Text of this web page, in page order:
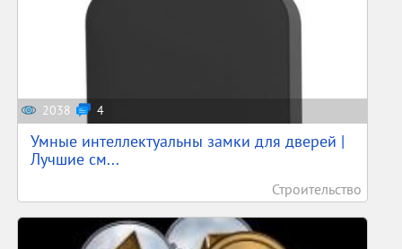
2038 4
Умные интеллектуальны замки для дверей |
Лучшие см...
Строительство